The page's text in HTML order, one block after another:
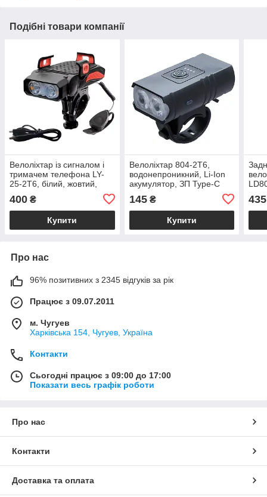
Подібні товари компанії
Велоліхтар із сигналом і
тримачем телефона LY-
25-2T6, білий, жовтий,
USB, Li-Ion акумулятор
400 ₴
Купити
Велоліхтар 804-2T6,
водонепроникний, Li-Ion
акумулятор, ЗП Type-C
145₴
Купити
435
Про нас
96% позитивних з 2345 відгуків за рік
Працює з 09.07.2011
м. Чугуев
Харківська 154, Чугуев, Україна
Контакти
Сьогодні працює з 09:00 до 17:00
Показати весь графік роботи
Про нас
Контакти
Доставка та оплата